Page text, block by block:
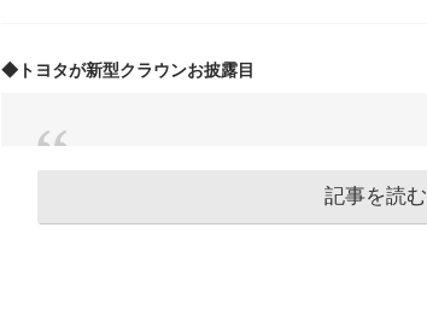
◆トヨタが新型クラウンお披露目
記事を読む